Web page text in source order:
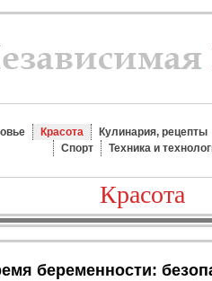
Красота Кулинария, рецепты
Спорт
Техника и
Красота
беременности: